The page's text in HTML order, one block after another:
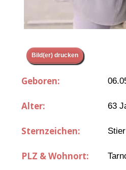
Bild(er) drucken
Geboren:
Alter: 63
Sternzeichen: Stier
PLZ & Wohnort: